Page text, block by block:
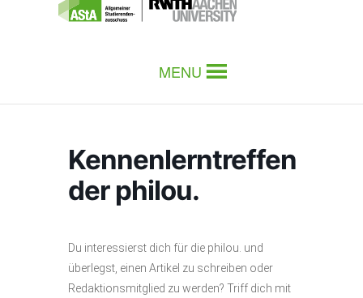
MENU
Kennenlerntreffen
der philou.
Du interessierst dich für die philou. und
überlegst, einen Artikel zu schreiben oder
Redaktionsmitglied zu werden? Triff dich mit